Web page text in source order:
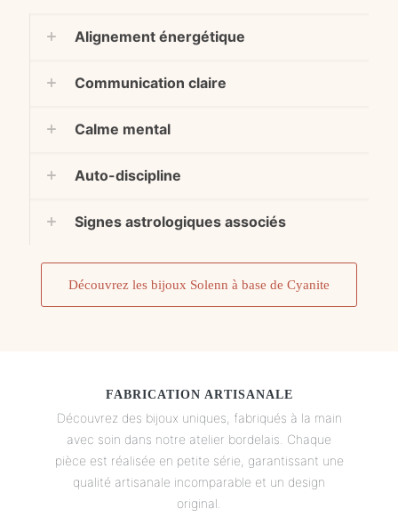
Alignement énergétique
Communication claire
Calme mental
Auto-discipline
Signes astrologiques associés
Découvrez les bijoux Solenn à base de Cyanite
FABRICATION ARTISANALE
Découvrez des bijoux uniques, fabriqués à la main
avec soin dans notre atelier bordelais. Chaque
pièce est réalisée en petite série, garantissant une
qualité artisanale incomparable et un design
original.